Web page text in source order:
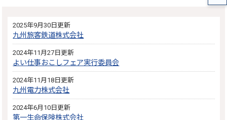
2025年9月30日更新
九州旅客鉄道株式会社
2024年11月27日更新
よい仕事おこしフェア実行委員会
2024年11月18日更新
九州電力株式会社
2024年6月10日更新
第一生命保険株式会社